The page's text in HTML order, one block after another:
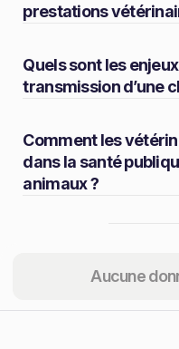
Aucune
prestations
Quels sont les
transmission d’une
Comment les
dans la santé
animaux ?